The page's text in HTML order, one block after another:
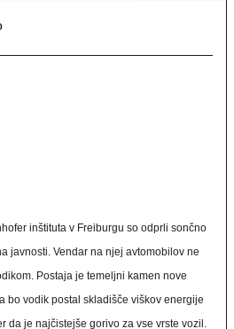
inštituta v Freiburgu so odprli sončno
javnosti. Vendar na njej avtomobilov ne
Postaja je temeljni kamen nove
bo vodik postal skladišče viškov energije
da je najčistejše gorivo za vse vrste vozil.